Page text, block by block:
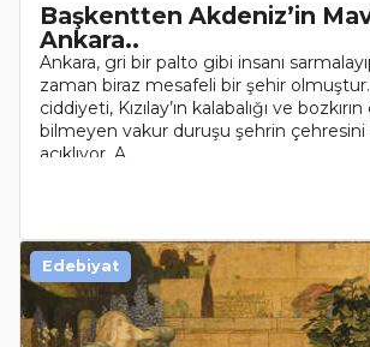
Başkentten Akdeniz’in
Ankara..
Ankara, gri bir palto gibi insanı
zaman biraz mesafeli bir şehir
ciddiyeti, Kızılay’ın kalabalığı ve
bilmeyen vakur duruşu şehrin çehresini
açıklıyor. A..
Edebiyat